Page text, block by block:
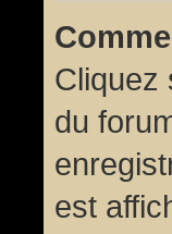
Cliquez
du
est